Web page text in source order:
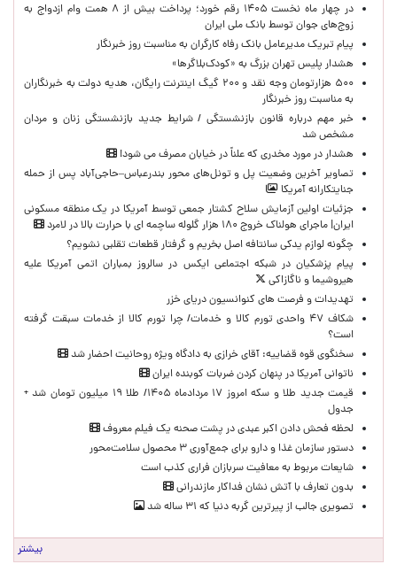
در چهار ماه نخست ۱۴۰۵ رقم خورد؛ پرداخت بیش از ۸ همت وام ازدواج به
زوج‌های جوان توسط بانک ملی ایران
پیام تبریک مدیرعامل بانک رفاه کارگران به مناسبت روز خبرنگار
هشدار پلیس تهران بزرگ به «کودک‌بلاگرها»
۵۰۰ هزارتومان وجه نقد و ۲۰۰ گیگ اینترنت رایگان، هدیه دولت به خبرنگاران
به مناسبت روز خبرنگار
خبر مهم درباره قانون بازنشستگی / شرایط جدید بازنشستگی زنان و مردان
مشخص شد
هشدار در مورد مخدری که علناً در خیابان مصرف می شود!
تصاویر آخرین وضعیت پل و تونل‌های محور بندرعباس–حاجی‌آباد پس از حمله
جنایتکارانه آمریکا
جزئیات اولین آزمایش سلاح کشتار جمعی توسط آمریکا در یک منطقه مسکونی
ایران| ماجرای هولناک خروج ۱۸۰ هزار گلوله ساچمه ای با حرارت بالا در لامرد
چگونه لوازم یدکی سانتافه اصل بخریم و گرفتار قطعات تقلبی نشویم؟
پیام پزشکیان در شبکه اجتماعی ایکس در سالروز بمباران اتمی آمریکا علیه
هیروشیما و ناگازاکی
تهدیدات و فرصت های کنوانسیون دریای خزر
شکاف ۴۷ واحدی تورم کالا و خدمات/ چرا تورم کالا از خدمات سبقت گرفته
است؟
سخنگوی قوه قضاییه: آقای خرازی به دادگاه ویژه روحانیت احضار شد
ناتوانی آمریکا در پنهان کردن ضربات کوبنده ایران
قیمت جدید طلا و سکه امروز ۱۷ مردادماه ۱۴۰۵/ طلا ۱۹ میلیون تومان شد +
جدول
لحظه‌ فحش دادن اکبر عبدی در پشت صحنه یک فیلم معروف
دستور سازمان غذا و دارو برای جمع‌آوری ۳ محصول سلامت‌محور
شایعات مربوط به معافیت سربازان فراری کذب است
بدون تعارف با آتش نشان فداکار مازندرانی
تصویری جالب از پیرترین گربه دنیا که ۳۱ ساله شد
بیشتر